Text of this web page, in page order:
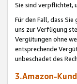
Sie sind verpflichtet,
Für den Fall, dass
uns zur Verfügung
Vergütungen ohne
entsprechende
unbeschadet des
3.Amazon-